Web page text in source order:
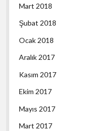
Mart 2018
Şubat 2018
Ocak 2018
Aralık 2017
Kasım 2017
Ekim 2017
Mayıs 2017
Mart 2017